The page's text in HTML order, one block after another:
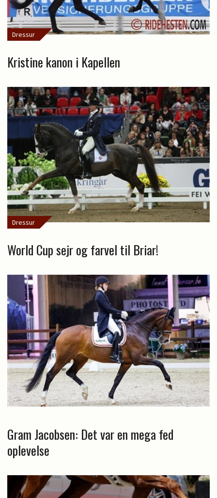
Dressur
Kristine kanon i Kapellen
Dressur
World Cup sejr og farvel til Briar!
Gram Jacobsen: Det var en mega fed
oplevelse